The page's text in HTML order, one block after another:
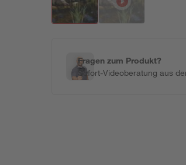
Fragen zum Produkt?
Sofort-Videoberatung aus